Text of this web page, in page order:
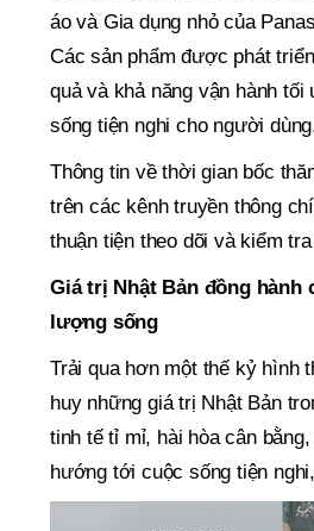
áo và Gia dụng nhỏ của
Các sản phẩm được phát
quả và khả năng vận hành
sống tiện nghi cho người
Thông tin về thời gian bốc
trên các kênh truyền thông
thuận tiện theo dõi và kiểm
Giá trị Nhật Bản đồng hành
lượng sống
Trải qua hơn một thế kỷ hình
huy những giá trị Nhật Bản
tinh tế tỉ mỉ, hài hòa cân
hướng tới cuộc sống tiện